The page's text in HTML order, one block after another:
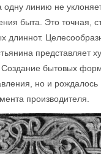
одну линию не
быта. Это точная,
длиннот.
бытовых
но и
производителя.